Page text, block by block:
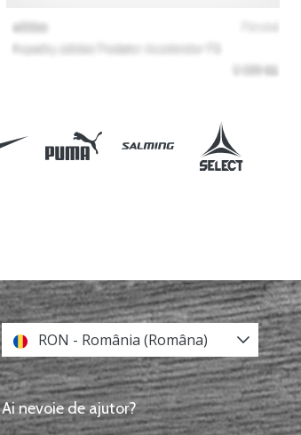
RON - România (Româna)
Ai nevoie de ajutor?